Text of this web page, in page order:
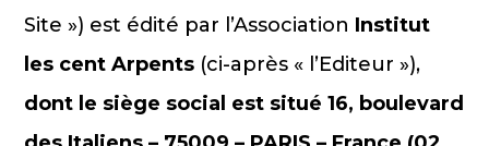
Site ») est édité par l’Association Institut
les cent Arpents (ci-après « l’Editeur »),
dont le siège social est situé 16, boulevard